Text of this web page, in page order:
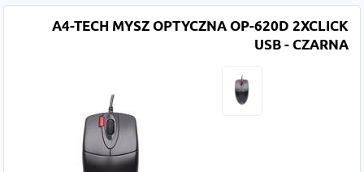
A4-TECH MYSZ OPTYCZNA OP-620D 2XCLICK
USB - CZARNA